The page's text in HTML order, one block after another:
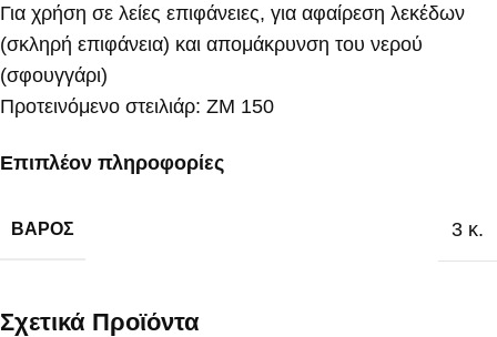
Για χρήση σε λείες επιφάνειες, για αφαίρεση λεκέδων
(σκληρή επιφάνεια) και απομάκρυνση του νερού
(σφουγγάρι)
Προτεινόμενο στειλιάρ: ZM 150
Επιπλέον πληροφορίες
ΒΆΡΟΣ 3 κ.
Σχετικά Προϊόντα